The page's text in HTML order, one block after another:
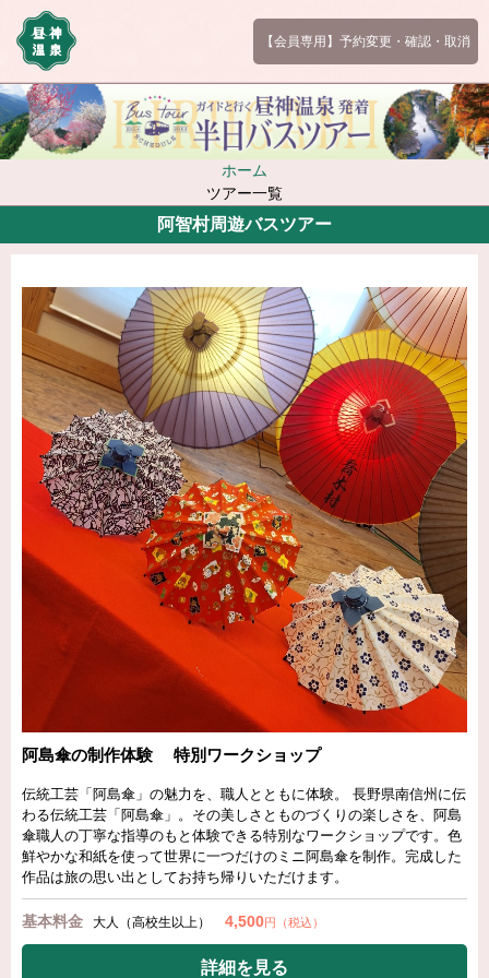
【会員専用】予約変更・確認・取消
ホーム
ツアー一覧
阿智村周遊バスツアー
阿島傘の制作体験 特別ワークショップ
伝統工芸「阿島傘」の魅力を、職人とともに体験。 長野県南信州に伝
わる伝統工芸「阿島傘」。その美しさとものづくりの楽しさを、阿島
傘職人の丁寧な指導のもと体験できる特別なワークショップです。色
鮮やかな和紙を使って世界に一つだけのミニ阿島傘を制作。完成した
作品は旅の思い出としてお持ち帰りいただけます。
基本料金 大人（高校生以上） 4,500円（税込）
詳細を見る